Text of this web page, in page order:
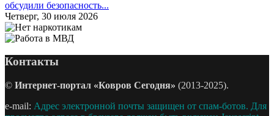
обсудили безопасность...
Четверг, 30 июля 2026
Контакты
© Интернет-портал «Ковров Сегодня» (2013-2025).
e-mail: Адрес электронной почты защищен от спам-ботов. Для